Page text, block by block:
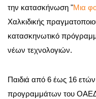
την κατασκήνωση "Μια
Χαλκιδικής
κατασκηνωτικό
νέων τεχνολογιών.
Παιδιά από 6 έως 16
προγραμμάτων του ΟΑΕΔ